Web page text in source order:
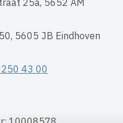
5605 JB Eindhoven
43 00